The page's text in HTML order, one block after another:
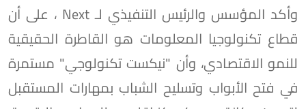
وأكد المؤسس والرئيس التنفيذي لـ Next ، على أن
قطاع تكنولوجيا المعلومات هو القاطرة الحقيقية
للنمو الاقتصادي، وأن "نيكست تكنولوجي" مستمرة
في فتح الأبواب وتسليح الشباب بمهارات المستقبل